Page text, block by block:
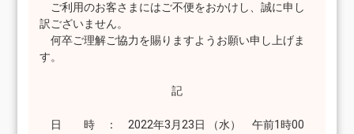
ご利用のお客さまにはご不便をおかけし、誠に申し
訳ございません。
何卒ご理解ご協力を賜りますようお願い申し上げま
す。
記
日 時 ： 2022年3月23日 （水） 午前1時00